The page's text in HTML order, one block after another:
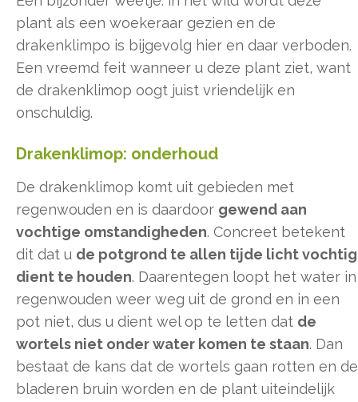
plant als een woekeraar gezien en de
drakenklimpo is bijgevolg hier en daar verboden.
Een vreemd feit wanneer u deze plant ziet, want
de drakenklimop oogt juist vriendelijk en
onschuldig.
Drakenklimop: onderhoud
De drakenklimop komt uit gebieden met
regenwouden en is daardoor gewend aan
vochtige omstandigheden. Concreet betekent
dit dat u de potgrond te allen tijde licht vochtig
dient te houden. Daarentegen loopt het water in
regenwouden weer weg uit de grond en in een
pot niet, dus u dient wel op te letten dat de
wortels niet onder water komen te staan. Dan
bestaat de kans dat de wortels gaan rotten en de
bladeren bruin worden en de plant uiteindelijk